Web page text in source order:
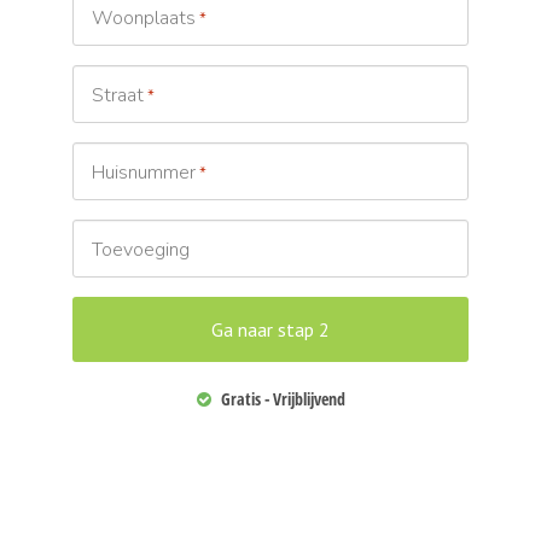
Woonplaats *
Straat*
Huisnummer*
Toevoeging
Gratis - Vrijblijvend